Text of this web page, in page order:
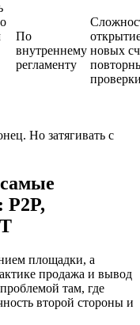
По
внутреннему
регламенту
новых
Но затягивать с
P2P,
площадки, а
продажа и вывод
там, где
второй стороны и